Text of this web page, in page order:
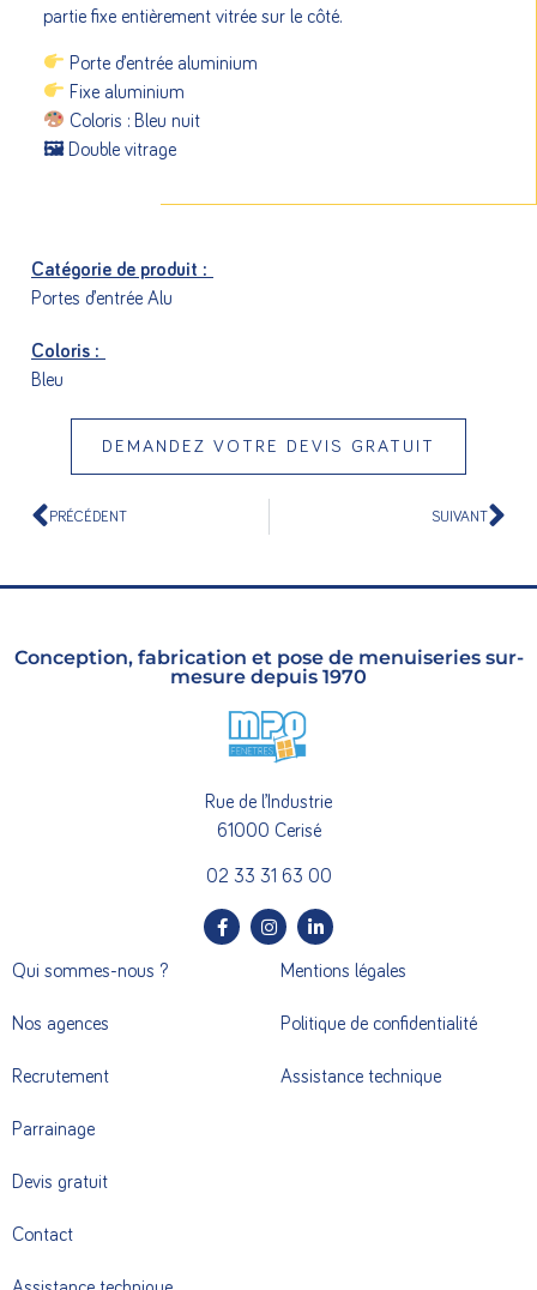
partie fixe entièrement vitrée sur le côté.
Porte d’entrée aluminium
Fixe aluminium
Coloris : Bleu nuit
🖼 Double vitrage
Catégorie de produit :
Portes d’entrée Alu
Coloris :
Bleu
DEMANDEZ VOTRE DEVIS GRATUIT
PRÉCÉDENT SUIVANT
Conception, fabrication et pose de menuiseries sur-
mesure depuis 1970
Rue de l’Industrie
61000 Cerisé
02 33 31 63 00
Qui sommes-nous ?
Nos agences
Recrutement
Parrainage
Devis gratuit
Contact
Mentions légales
Politique de confidentialité
Assistance technique